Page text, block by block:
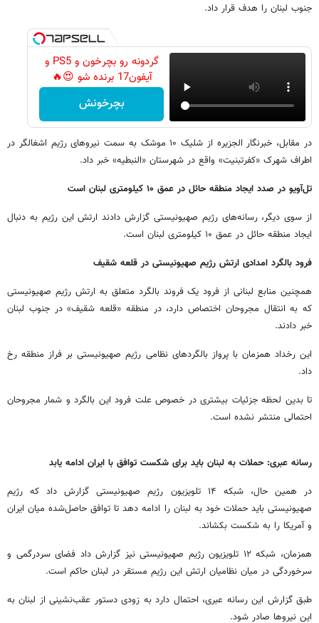
جنوب لبنان را هدف قرار داد.
گردونه رو بچرخون و PS5 و
آیفون17 برنده شو 😍🔥
بچرخونش
در مقابل، خبرنگار الجزیره از شلیک ۱۰ موشک به سمت نیروهای رژیم اشغالگر در
اطراف شهرک «کفرتبنیت» واقع در شهرستان «النبطیه» خبر داد.
تل‌آویو در صدد ایجاد منطقه حائل در عمق ۱۰ کیلومتری لبنان است
از سوی دیگر، رسانه‌های رژیم صهیونیستی گزارش دادند ارتش این رژیم به دنبال
ایجاد منطقه حائل در عمق ۱۰ کیلومتری لبنان است.
فرود بالگرد امدادی ارتش رژیم صهیونیستی در قلعه شقیف
همچنین منابع لبنانی از فرود یک فروند بالگرد متعلق به ارتش رژیم صهیونیستی
که به انتقال مجروحان اختصاص دارد، در منطقه «قلعه شقیف» در جنوب لبنان
خبر دادند.
این رخداد همزمان با پرواز بالگردهای نظامی رژیم صهیونیستی بر فراز منطقه رخ
داد.
تا بدین لحظه جزئیات بیشتری در خصوص علت فرود این بالگرد و شمار مجروحان
احتمالی منتشر نشده است.
رسانه عبری: حملات به لبنان باید برای شکست توافق با ایران ادامه یابد
در همین حال، شبکه ۱۴ تلویزیون رژیم صهیونیستی گزارش داد که رژیم
صهیونیستی باید حملات خود به لبنان را ادامه دهد تا توافق حاصل‌شده میان ایران
و آمریکا را به شکست بکشاند.
همزمان، شبکه ۱۲ تلویزیون رژیم صهیونیستی نیز گزارش داد فضای سردرگمی و
سرخوردگی در میان نظامیان ارتش این رژیم مستقر در لبنان حاکم است.
طبق گزارش این رسانه عبری، احتمال دارد به ‌زودی دستور عقب‌نشینی از لبنان به
این نیروها صادر شود.